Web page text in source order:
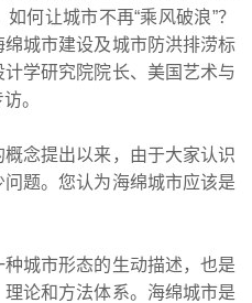
何让城市不再“乘风破浪”？
城市建设及城市防洪排涝标
学研究院院长、美国艺术与
。
念提出以来，由于大家认识
题。您认为海绵城市应该是
种城市形态的生动描述，也是
论和方法体系。海绵城市是